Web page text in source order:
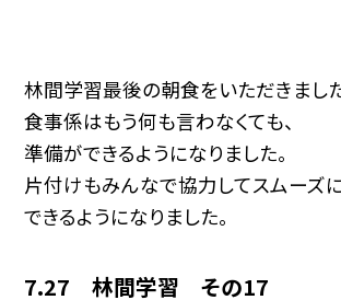
林間学習最後の朝食をいただきました
食事係はもう何も言わなくても、
準備ができるようになりました。
片付けもみんなで協力してスムーズ
できるようになりました。
7.27 林間学習 その17